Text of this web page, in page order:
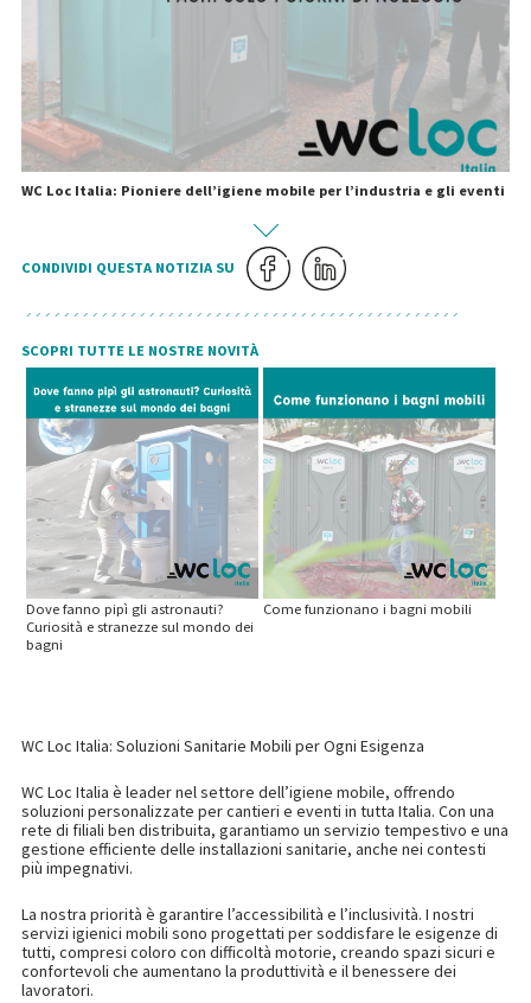
WC Loc Italia: Pioniere dell’igiene mobile per l’industria e gli eventi
CONDIVIDI QUESTA NOTIZIA SU
SCOPRI TUTTE LE NOSTRE NOVITÀ
Dove fanno pipì gli astronauti?
Curiosità e stranezze sul mondo dei
bagni
Come funzionano i bagni mobili
WC Loc Italia: Soluzioni Sanitarie Mobili per Ogni Esigenza
WC Loc Italia è leader nel settore dell’igiene mobile, offrendo
soluzioni personalizzate per cantieri e eventi in tutta Italia. Con una
rete di filiali ben distribuita, garantiamo un servizio tempestivo e una
gestione efficiente delle installazioni sanitarie, anche nei contesti
più impegnativi.
La nostra priorità è garantire l’accessibilità e l’inclusività. I nostri
servizi igienici mobili sono progettati per soddisfare le esigenze di
tutti, compresi coloro con difficoltà motorie, creando spazi sicuri e
confortevoli che aumentano la produttività e il benessere dei
lavoratori.